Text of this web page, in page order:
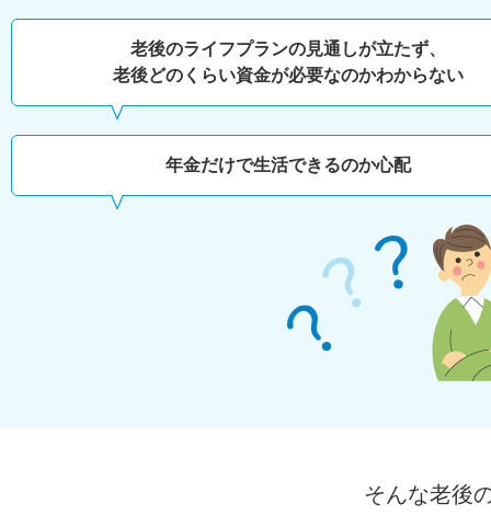
老後のライフプランの見通しが立たず、
老後どのくらい資金が必要なのかわからない
年金だけで生活できるのか心配
そんな老後